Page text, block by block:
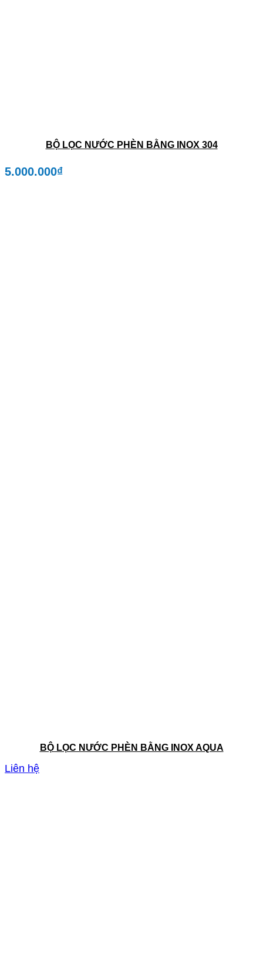
BỘ LỌC NƯỚC PHÈN BẰNG INOX 304
5.000.000₫
BỘ LỌC NƯỚC PHÈN BẰNG INOX AQUA
Liên hệ